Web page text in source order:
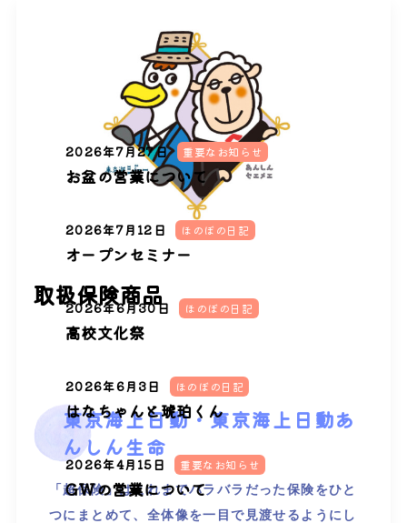
2026年7月27日 重要なお知らせ
お盆の営業について
2026年7月12日 ほのぼの日記
オープンセミナー
2026年6月30日 ほのぼの日記
高校文化祭
2026年6月3日 ほのぼの日記
はなちゃんと琥珀くん
2026年4月15日 重要なお知らせ
GWの営業について
取扱保険商品
東京海上日動・東京海上日動あ
んしん生命
「超保険」はこれまでバラバラだった保険をひと
つにまとめて、全体像を一目で見渡せるようにし